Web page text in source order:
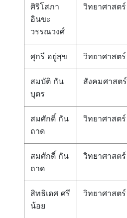
ศิริโสภา
อินขะ
วรรณวงศ์
วิทยาศาสตร์
ศุกรี อยู่สุข วิทยาศาสตร์
สมบัติ กัน
บุตร
สังคมศาสตร์
สมศักดิ์ กัน
ถาด
วิทยาศาสตร์
สมศักดิ์ กัน
ถาด
วิทยาศาสตร์
สิทธิเดศ ศรี
น้อย
วิทยาศาสตร์